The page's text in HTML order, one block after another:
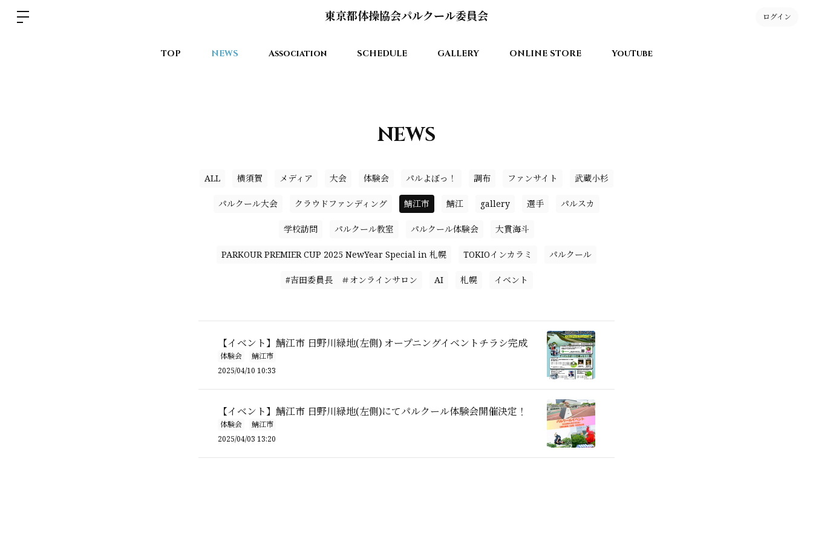
東京都体操協会パルクール委員会 ログイン
TOP NEWS Association SCHEDULE GALLERY ONLINE STORE YouTube
NEWS
ALL 横須賀 メディア 大会 体験会 パルよぼっ！ 調布 ファンサイト 武蔵小杉
パルクール大会 クラウドファンディング 鯖江市 鯖江 gallery 選手 パルスカ
学校訪問 パルクール教室 パルクール体験会 大貫海斗
PARKOUR PREMIER CUP 2025 NewYear Special in 札幌 TOKIOインカラミ パルクール
#吉田委員長 ＃オンラインサロン AI 札幌 イベント
【イベント】鯖江市 日野川緑地(左側) オープニングイベントチラシ完成
体験会
鯖江市
2025/04/10 10:33
【イベント】鯖江市 日野川緑地(左側)にてパルクール体験会開催決定！
体験会
鯖江市
2025/04/03 13:20